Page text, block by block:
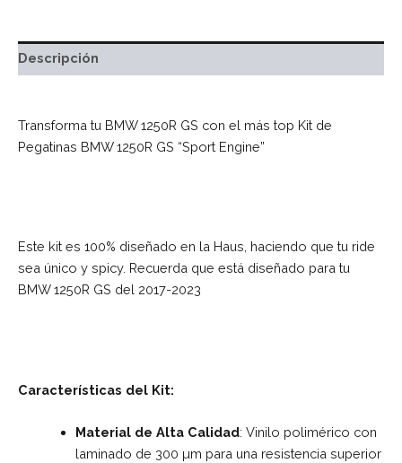
Descripción
Transforma tu BMW 1250R GS con el más top Kit de
Pegatinas BMW 1250R GS “Sport Engine”
Este kit es 100% diseñado en la Haus, haciendo que tu ride
sea único y spicy. Recuerda que está diseñado para tu
BMW 1250R GS del 2017-2023
Características del Kit:
Material de Alta Calidad: Vinilo polimérico con
laminado de 300 µm para una resistencia superior